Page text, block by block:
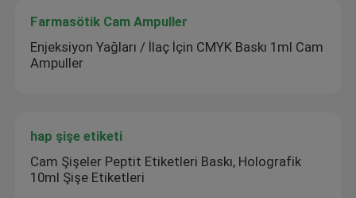
Farmasötik Cam Ampuller
Enjeksiyon Yağları / İlaç İçin CMYK Baskı 1ml Cam
Ampuller
hap şişe etiketi
Cam Şişeler Peptit Etiketleri Baskı, Holografik
10ml Şişe Etiketleri